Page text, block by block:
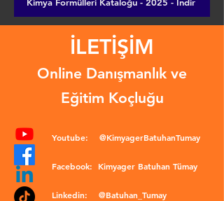
İLETİŞİM
Online Danışmanlık ve
Eğitim Koçluğu
Youtube: @KimyagerBatuhanTumay
Facebook: Kimyager Batuhan Tümay
Linkedin: @Batuhan_Tumay